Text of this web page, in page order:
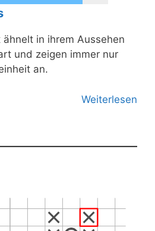
in ihrem Aussehen
und zeigen immer nur
an.
Weiterlesen